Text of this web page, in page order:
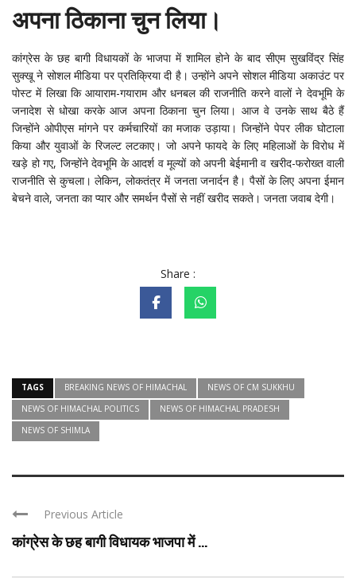
अपना ठिकाना चुन लिया।
कांग्रेस के छह बागी विधायकों के भाजपा में शामिल होने के बाद सीएम सुखविंद्र सिंह
सुक्खू ने सोशल मीडिया पर प्रतिक्रिया दी है। उन्होंने अपने सोशल मीडिया अकाउंट पर
पोस्ट में लिखा कि आयाराम-गयाराम और धनबल की राजनीति करने वालों ने देवभूमि के
जनादेश से धोखा करके आज अपना ठिकाना चुन लिया। आज वे उनके साथ बैठे हैं
जिन्होंने ओपीएस मांगने पर कर्मचारियों का मजाक उड़ाया। जिन्होंने पेपर लीक घोटाला
किया और युवाओं के रिजल्ट लटकाए। जो अपने फायदे के लिए महिलाओं के विरोध में
खड़े हो गए, जिन्होंने देवभूमि के आदर्श व मूल्यों को अपनी बेईमानी व खरीद-फरोख्त वाली
राजनीति से कुचला। लेकिन, लोकतंत्र में जनता जनार्दन है। पैसों के लिए अपना ईमान
बेचने वाले, जनता का प्यार और समर्थन पैसों से नहीं खरीद सकते। जनता जवाब देगी।
Share :
TAGS BREAKING NEWS OF HIMACHAL
NEWS OF CM SUKKHU
NEWS OF HIMACHAL POLITICS
NEWS OF HIMACHAL PRADESH
NEWS OF SHIMLA
Previous Article
कांग्रेस के छह बागी विधायक भाजपा में ...